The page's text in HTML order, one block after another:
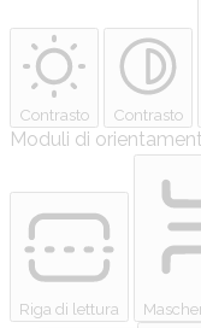
Contrasto Contrasto
Moduli di
Riga di lettura